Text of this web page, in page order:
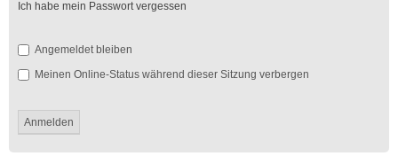
Ich habe mein Passwort vergessen
Angemeldet bleiben
Meinen Online-Status während dieser Sitzung verbergen